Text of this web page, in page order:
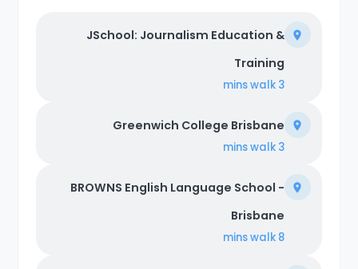
JSchool: Journalism Education &
Training
3 mins
walk
Greenwich College Brisbane
3 mins
walk
BROWNS English Language School -
Brisbane
8 mins
walk